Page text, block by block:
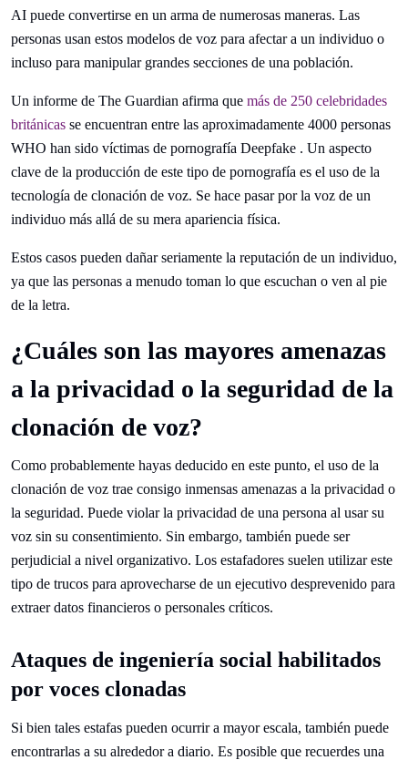
AI puede convertirse en un arma de numerosas maneras. Las
personas usan estos modelos de voz para afectar a un individuo o
incluso para manipular grandes secciones de una población.
Un informe de The Guardian afirma que más de 250 celebridades
británicas se encuentran entre las aproximadamente 4000 personas
WHO han sido víctimas de pornografía Deepfake . Un aspecto
clave de la producción de este tipo de pornografía es el uso de la
tecnología de clonación de voz. Se hace pasar por la voz de un
individuo más allá de su mera apariencia física.
Estos casos pueden dañar seriamente la reputación de un individuo,
ya que las personas a menudo toman lo que escuchan o ven al pie
de la letra.
¿Cuáles son las mayores amenazas
a la privacidad o la seguridad de la
clonación de voz?
Como probablemente hayas deducido en este punto, el uso de la
clonación de voz trae consigo inmensas amenazas a la privacidad o
la seguridad. Puede violar la privacidad de una persona al usar su
voz sin su consentimiento. Sin embargo, también puede ser
perjudicial a nivel organizativo. Los estafadores suelen utilizar este
tipo de trucos para aprovecharse de un ejecutivo desprevenido para
extraer datos financieros o personales críticos.
Ataques de ingeniería social habilitados
por voces clonadas
Si bien tales estafas pueden ocurrir a mayor escala, también puede
encontrarlas a su alrededor a diario. Es posible que recuerdes una